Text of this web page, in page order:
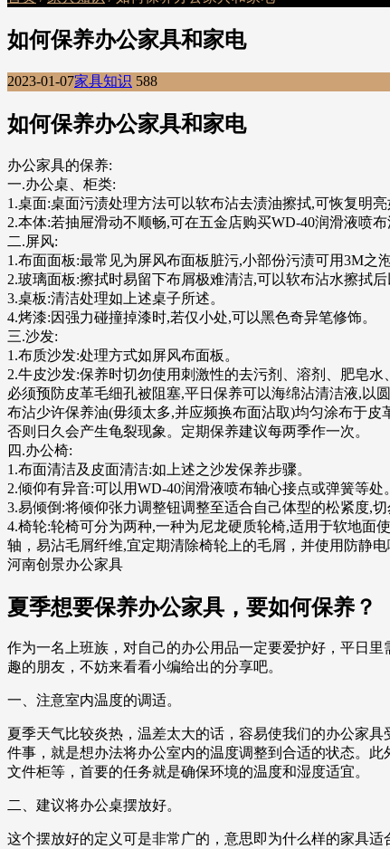
如何保养办公家具和家电
2023-01-07家具知识 588
如何保养办公家具和家电
办公家具的保养:
一.办公桌、柜类:
1.桌面:桌面污渍处理方法可以软布沾去渍油擦拭,可恢复明
2.本体:若抽屉滑动不顺畅,可在五金店购买WD-40润滑液喷
二.屏风:
1.布面面板:最常见为屏风布面板脏污,小部份污渍可用3M之
2.玻璃面板:擦拭时易留下布屑极难清洁,可以软布沾水擦拭
3.桌板:清洁处理如上述桌子所述。
4.烤漆:因强力碰撞掉漆时,若仅小处,可以黑色奇异笔修饰。
三.沙发:
1.布质沙发:处理方式如屏风布面板。
2.牛皮沙发:保养时切勿使用刺激性的去污剂、溶剂、肥皂水
必须预防皮革毛细孔被阻塞,平日保养可以海绵沾清洁液,以
布沾少许保养油(毋须太多,并应频换布面沾取)均匀涂布于
否则日久会产生龟裂现象。定期保养建议每两季作一次。
四.办公椅:
1.布面清洁及皮面清洁:如上述之沙发保养步骤。
2.倾仰有异音:可以用WD-40润滑液喷布轴心接点或弹簧等处。
3.易倾倒:将倾仰张力调整钮调整至适合自己体型的松紧度,切
4.椅轮:轮椅可分为两种,一种为尼龙硬质轮椅,适用于软地面
轴，易沾毛屑纤维,宜定期清除椅轮上的毛屑，并使用防静电
河南创景办公家具
夏季想要保养办公家具，要如何保养？
作为一名上班族，对自己的办公用品一定要爱护好，平日
趣的朋友，不妨来看看小编给出的分享吧。
一、注意室内温度的调适。
夏季天气比较炎热，温差太大的话，容易使我们的办公家
件事，就是想办法将办公室内的温度调整到合适的状态。
文件柜等，首要的任务就是确保环境的温度和湿度适宜。
二、建议将办公桌摆放好。
这个摆放好的定义可是非常广的，意思即为什么样的家具